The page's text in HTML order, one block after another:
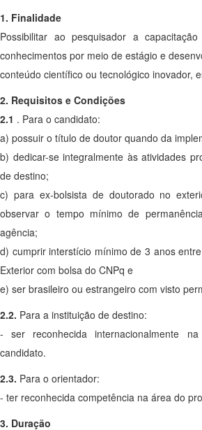
1. Finalidade
Possibilitar ao pesquisador a
conhecimentos por meio de estágio e
conteúdo científico ou tecnológico inovador,
2. Requisitos e Condições
2.1 . Para o candidato:
a) possuir o título de doutor quando da
b) dedicar-se integralmente às atividades
de destino;
c) para ex-bolsista de doutorado no
observar o tempo mínimo de
agência;
d) cumprir interstício mínimo de 3 anos
Exterior com bolsa do CNPq e
e) ser brasileiro ou estrangeiro com visto
2.2. Para a instituição de destino:
- ser reconhecida internacionalmente
candidato.
2.3. Para o orientador:
- ter reconhecida competência na área do
3. Duração